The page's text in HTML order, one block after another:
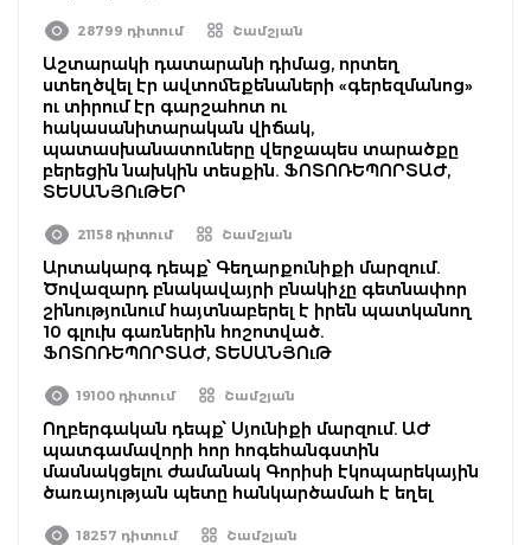
28799 դիտում Շամշյան
Աշտարակի դատարանի դիմաց, որտեղ
ստեղծվել էր ավտոմեքենաների «գերեզմանոց»
ու տիրում էր գարշահոտ ու
հակասանիտարական վիճակ,
պատասխանատուները վերջապես տարածքը
բերեցին նախկին տեսքին. ՖՈՏՈՌԵՊՈՐՏԱԺ,
ՏԵՍԱՆՅՈւԹԵՐ
21158 դիտում Շամշյան
Արտակարգ դեպք՝ Գեղարքունիքի մարզում.
Ծովազարդ բնակավայրի բնակիչը գետնափոր
շինությունում հայտնաբերել է իրեն պատկանող
10 գլուխ գառներին հոշոտված.
ՖՈՏՈՌԵՊՈՐՏԱԺ, ՏԵՍԱՆՅՈւԹ
19100 դիտում Շամշյան
Ողբերգական դեպք՝ Սյունիքի մարզում. ԱԺ
պատգամավորի հոր հոգեհանգստին
մասնակցելու ժամանակ Գորիսի էկոպարեկային
ծառայության պետը հանկարծամահ է եղել
18257 դիտում Շամշյան